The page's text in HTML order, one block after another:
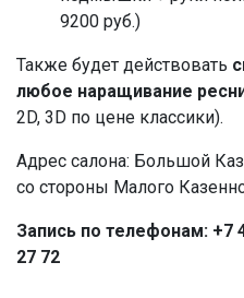
9200 руб.)
Также будет действовать
любое наращивание
2D, 3D по цене классики).
Адрес салона: Большой
со стороны Малого
Запись по телефонам: +7
27 72